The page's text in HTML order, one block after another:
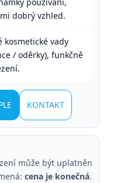
používání,
dobrý vzhled.
kosmetické vady
/ oděrky), funkčně
KONTAKT
může být uplatněn
cena je konečná.